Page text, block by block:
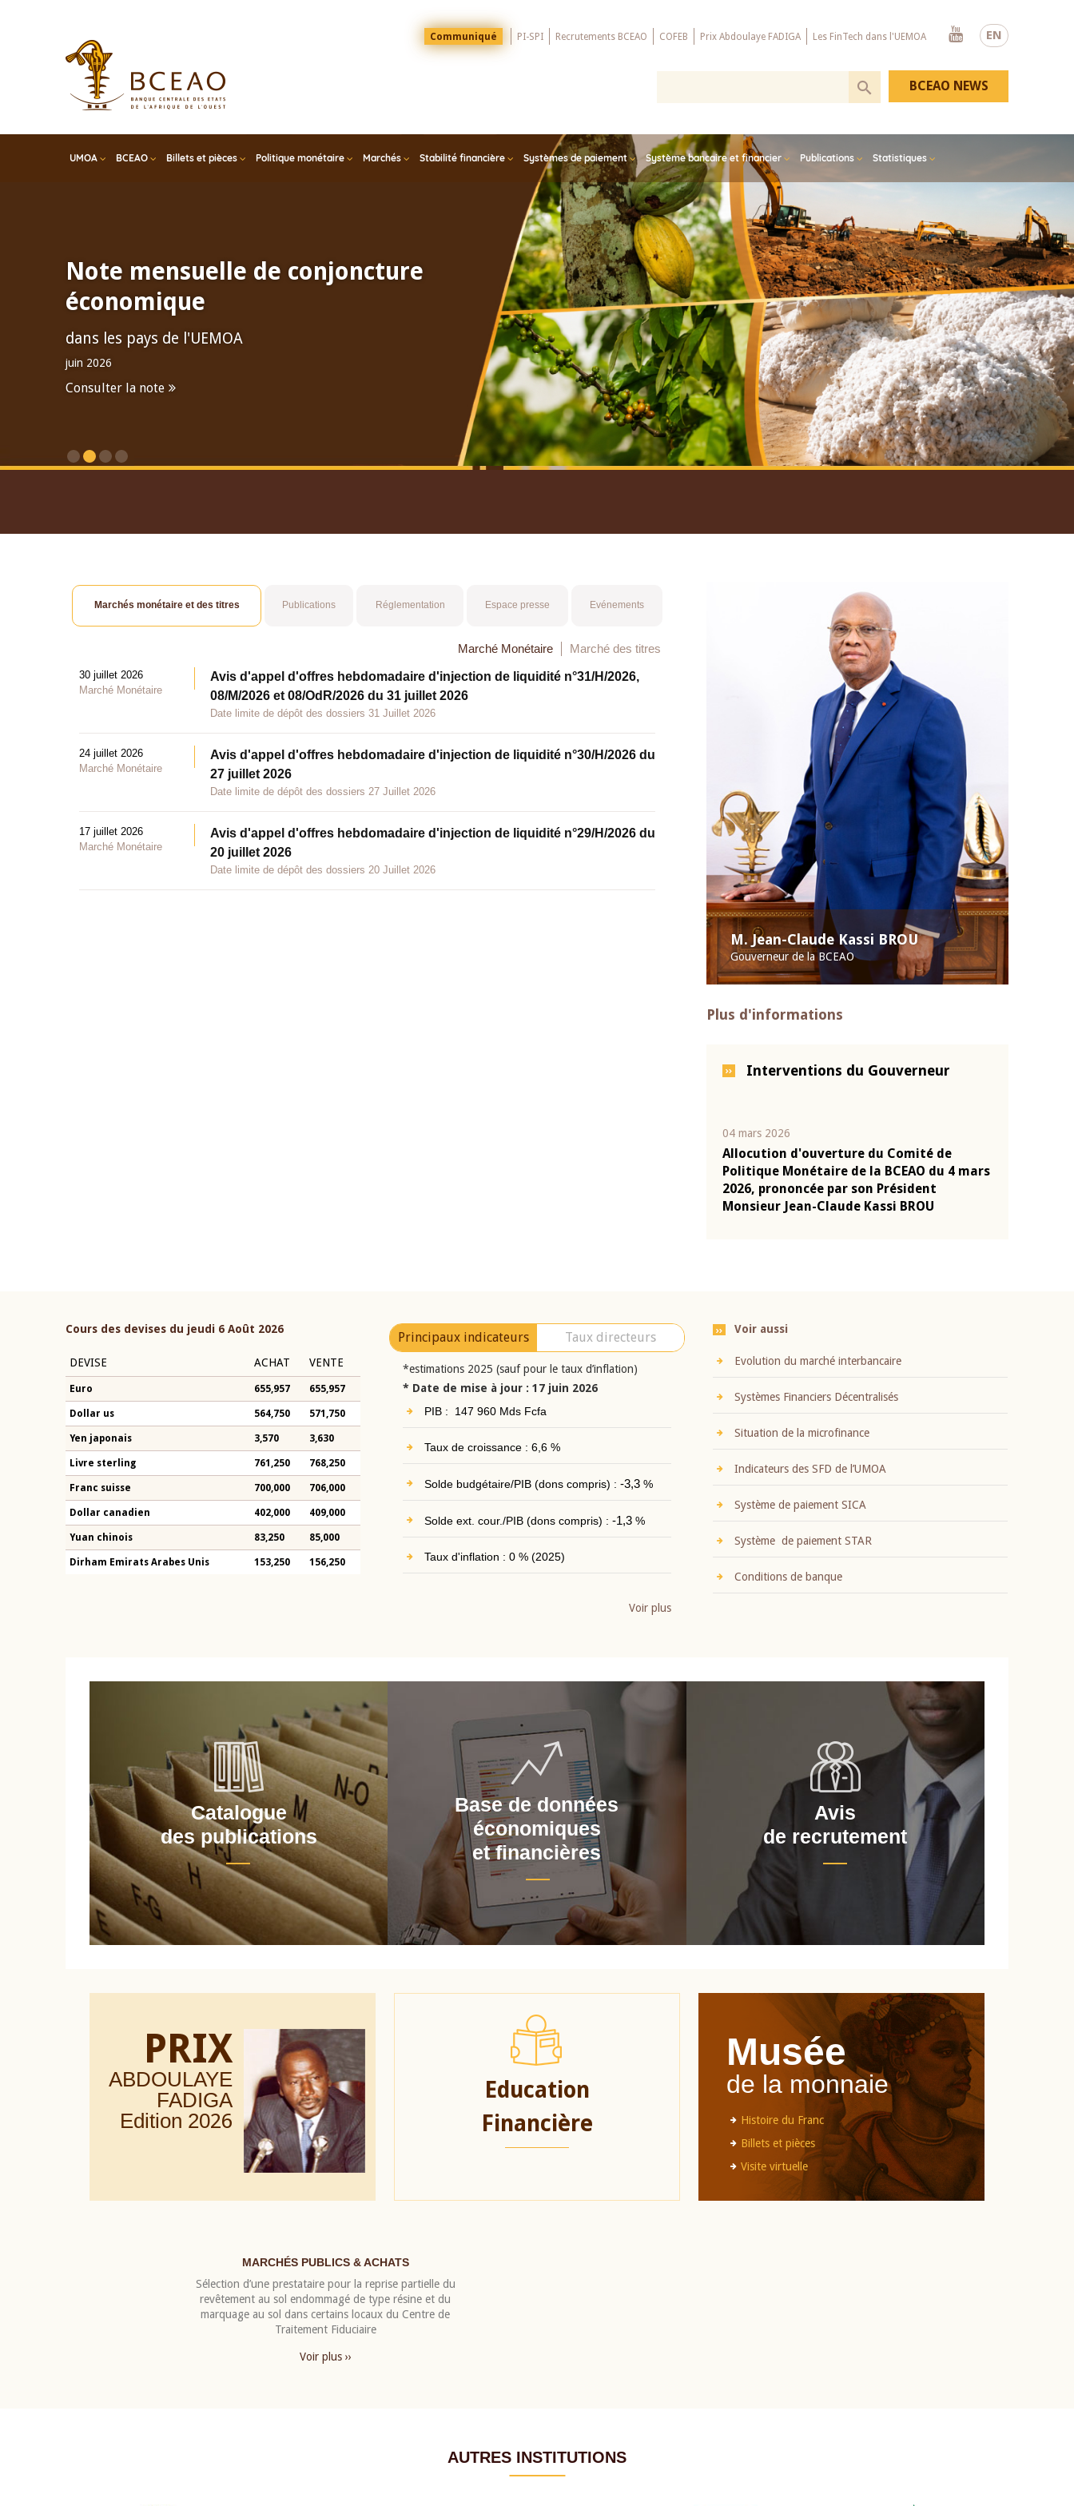
EN
Menu
Top
Communiqué PI-SPI Recrutements BCEAO COFEB Prix Abdoulaye FADIGA Les FinTech dans l'UEMOA
Youtube
UMOA BCEAO Billets et pièces Politique monétaire Marchés Stabilité financière Systèmes de paiement Système bancaire et financier Publications Statistiques
BCEAO NEWS
Note mensuelle de conjoncture
économique
dans les pays de l'UEMOA
juin 2026
Consulter la note
M. Jean-Claude Kassi BROU
Gouverneur de la BCEAO
Plus d'informations
Interventions du Gouverneur
04 mars 2026
Allocution d'ouverture du Comité de
Politique Monétaire de la BCEAO du 4 mars
2026, prononcée par son Président
Monsieur Jean-Claude Kassi BROU
Marchés monétaire et des titres Publications Réglementation Espace presse Evénements
Marché Monétaire Marché des titres
30 juillet 2026
Marché Monétaire
Avis d'appel d'offres hebdomadaire d'injection de liquidité n°31/H/2026,
08/M/2026 et 08/OdR/2026 du 31 juillet 2026
Date limite de dépôt des dossiers 31 Juillet 2026
24 juillet 2026
Marché Monétaire
Avis d'appel d'offres hebdomadaire d'injection de liquidité n°30/H/2026 du
27 juillet 2026
Date limite de dépôt des dossiers 27 Juillet 2026
17 juillet 2026
Marché Monétaire
Avis d'appel d'offres hebdomadaire d'injection de liquidité n°29/H/2026 du
20 juillet 2026
Date limite de dépôt des dossiers 20 Juillet 2026
Cours des devises du jeudi 6 Août 2026
DEVISE ACHAT VENTE
Euro 655,957 655,957
Dollar us 564,750 571,750
Yen japonais 3,570 3,630
Livre sterling 761,250 768,250
Franc suisse 700,000 706,000
Dollar canadien 402,000 409,000
Yuan chinois 83,250 85,000
Dirham Emirats Arabes Unis 153,250 156,250
Principaux indicateurs Taux directeurs
*estimations 2025 (sauf pour le taux d’inflation)
* Date de mise à jour : 17 juin 2026
PIB : 147 960 Mds Fcfa
Taux de croissance : 6,6 %
Solde budgétaire/PIB (dons compris) : -3,3%
Solde ext. cour./PIB (dons compris) : -1,3%
Taux d'inflation : 0 % (2025)
Voir plus
Voir aussi
Evolution du marché interbancaire
Systèmes Financiers Décentralisés
Situation de la microfinance
Indicateurs des SFD de l’UMOA
Système de paiement SICA
Système de paiement STAR
Conditions de banque
Catalogue
des publications
Base de données
économiques
et financières
Avis
de recrutement
PRIX
ABDOULAYE
FADIGA
Edition 2026
Education
Financière
Musée
de la monnaie
Histoire du Franc
Billets et pièces
Visite virtuelle
MARCHÉS PUBLICS & ACHATS
Sélection d’une prestataire pour la reprise partielle du
revêtement au sol endommagé de type résine et du
marquage au sol dans certains locaux du Centre de
Traitement Fiduciaire
Voir plus ››
AUTRES INSTITUTIONS